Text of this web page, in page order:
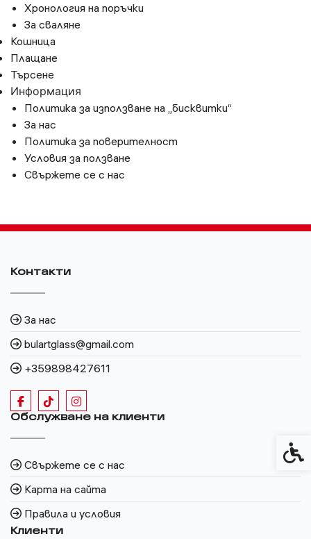
Хронология на поръчки
За сваляне
Кошница
Плащане
Търсене
Информация
Политика за използване на „бисквитки“
За нас
Политика за поверителност
Условия за ползване
Свържете се с нас
Контакти
За нас
bulartglass@gmail.com
+359898427611
Обслужване на клиенти
Свържете се с нас
Карта на сайта
Правила и условия
Клиенти